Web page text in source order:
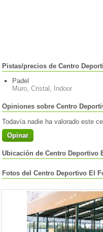
Pistas/precios de Centro
Padel
Muro, Cristal, Indoor
Opiniones sobre Centro
Todavía nadie ha valorado este
Opinar
Ubicación de Centro Deportivo
Fotos del Centro Deportivo El